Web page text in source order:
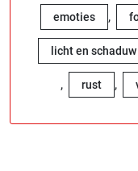
emoties ,
licht en schaduw
, rust ,